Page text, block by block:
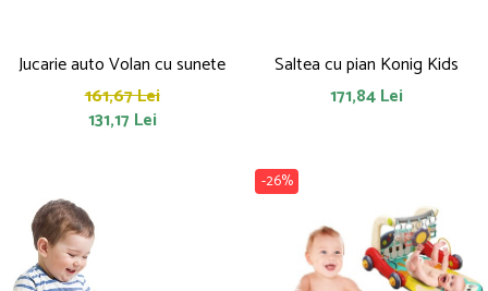
Jucarie auto Volan cu sunete
161,67 Lei
131,17 Lei
Saltea cu pian Konig Kids
171,84 Lei
-26%